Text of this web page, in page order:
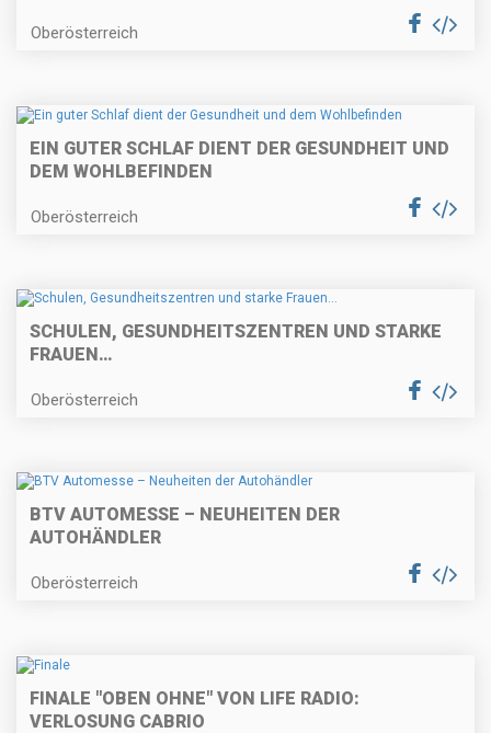
Oberösterreich
EIN GUTER SCHLAF DIENT DER GESUNDHEIT UND
DEM WOHLBEFINDEN
Oberösterreich
SCHULEN, GESUNDHEITSZENTREN UND STARKE
FRAUEN…
Oberösterreich
BTV AUTOMESSE – NEUHEITEN DER
AUTOHÄNDLER
Oberösterreich
FINALE "OBEN OHNE" VON LIFE RADIO:
VERLOSUNG CABRIO